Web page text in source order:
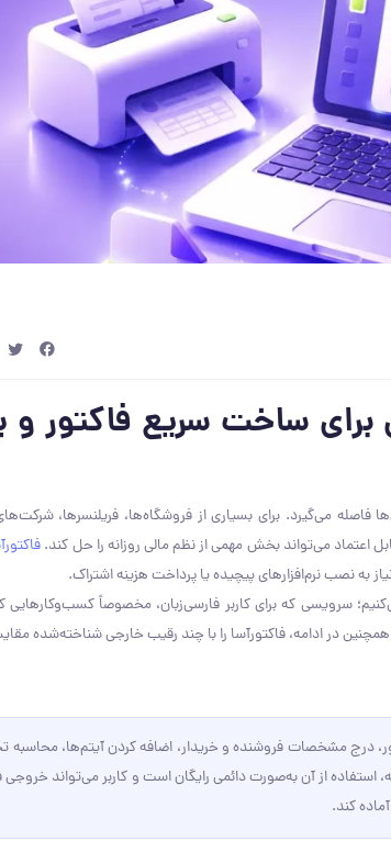
برای ساخت سریع فاکتور
می‌گیرد. برای بسیاری از فروشگاه‌ها، فریلنسرها،
اعتماد می‌تواند بخش مهمی از نظم مالی روزانه را حل کند.
نصب نرم‌افزارهای پیچیده یا پرداخت هزینه اشتراک.
سرویسی که برای کاربر فارسی‌زبان، مخصوصاً کسب‌وکارهایی
در ادامه، فاکتورآسا را با چند رقیب خارجی شناخته‌شده
درج مشخصات فروشنده و خریدار، اضافه کردن آیتم‌ها، محاسبه
از آن به‌صورت دائمی رایگان است و کاربر می‌تواند خروجی